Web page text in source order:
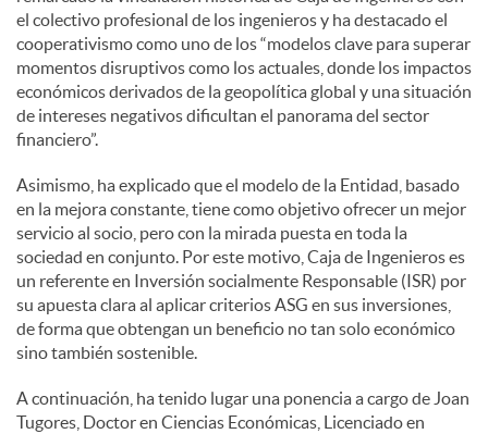
el colectivo profesional de los ingenieros y ha destacado el
cooperativismo como uno de los “modelos clave para superar
momentos disruptivos como los actuales, donde los impactos
económicos derivados de la geopolítica global y una situación
de intereses negativos dificultan el panorama del sector
financiero”.
Asimismo, ha explicado que el modelo de la Entidad, basado
en la mejora constante, tiene como objetivo ofrecer un mejor
servicio al socio, pero con la mirada puesta en toda la
sociedad en conjunto. Por este motivo, Caja de Ingenieros es
un referente en Inversión socialmente Responsable (ISR) por
su apuesta clara al aplicar criterios ASG en sus inversiones,
de forma que obtengan un beneficio no tan solo económico
sino también sostenible.
A continuación, ha tenido lugar una ponencia a cargo de Joan
Tugores, Doctor en Ciencias Económicas, Licenciado en